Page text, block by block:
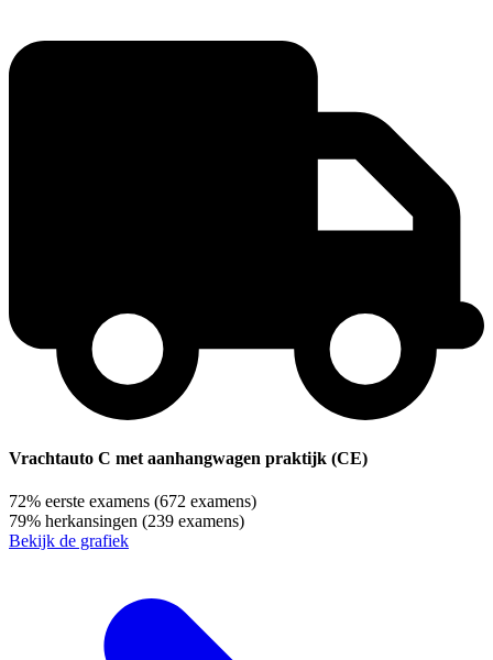
Vrachtauto C met aanhangwagen praktijk (CE)
72% eerste examens (672 examens)
79% herkansingen (239 examens)
Bekijk de grafiek